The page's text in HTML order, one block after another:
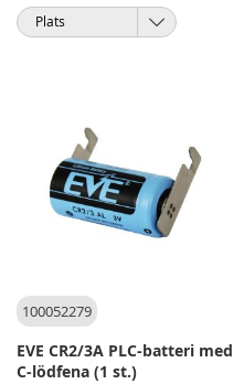
Sortera
100052279
EVE CR2/3A PLC-batteri med
C-lödfena (1 st.)